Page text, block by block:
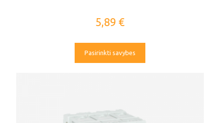
5,89 €
Pasirinkti savybes